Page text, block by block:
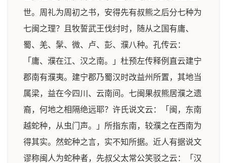
世。周礼为周初之书，安得先有叔熊之后分七种为
七闽之理？且牧誓武王伐纣时，随从之国有庸、
蜀、羌、髳、微、卢、彭、濮八种。孔传云：
「庸、濮在江、汉之南。」杜预左传释例直云建宁
郡南有濮夷。建宁郡乃蜀汉时改益州所置，其地当
属梁，益在今四川、云南间。七闽果叔熊居濮之遗
裔，何地之相隔绝远耶？许氏说文云：「闽，东南
越蛇种，从虫门声。」所指东南，较濮之在西南为
得其实。然蛇种之言，实不知所据。近人有据说文
谬称闽人为蛇种者，先叔父太常公笑驳之云：「汉